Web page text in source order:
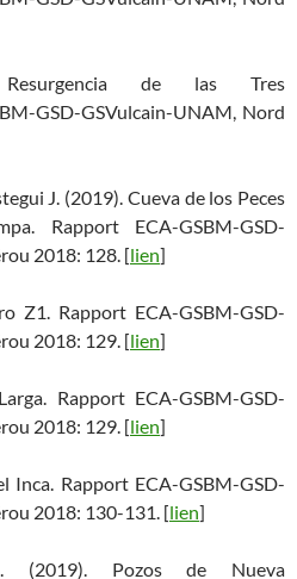
de las Tres
GSD-GSVulcain-UNAM, Nord
J. (2019). Cueva de los Peces
Rapport ECA-GSBM-GSD-
2018: 128. [lien]
Z1. Rapport ECA-GSBM-GSD-
2018: 129. [lien]
Rapport ECA-GSBM-GSD-
2018: 129. [lien]
Inca. Rapport ECA-GSBM-GSD-
2018: 130-131. [lien]
(2019). Pozos de Nueva